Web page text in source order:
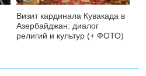
Визит кардинала Кувакада в
Азербайджан: диалог
религий и культур (+ ФОТО)